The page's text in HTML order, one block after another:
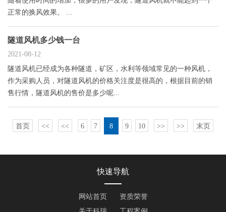
正常的换风效果。 ...
隧道风机多少钱一台
2021-08-12
隧道风机已经成为各种隧道，矿区，水利等领域常见的一种风机，
作为采购人员，对隧道风机的价格关注度是很高的，根据目前的销
售行情，隧道风机的售价是多少呢...
首页 << << 6 7 8 9 10 >> >> 末页
快速导航
网站首页
资质荣誉